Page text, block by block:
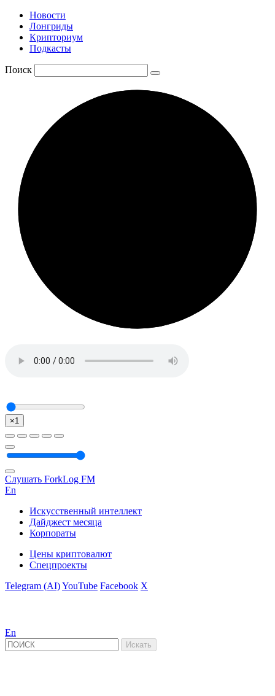
Новости
Лонгриды
Крипториум
Подкасты
Поиск
×1
Слушать ForkLog FM
En
Искусственный интеллект
Дайджест месяца
Корпораты
Цены криптовалют
Спецпроекты
Telegram (AI)YouTube Facebook X
En